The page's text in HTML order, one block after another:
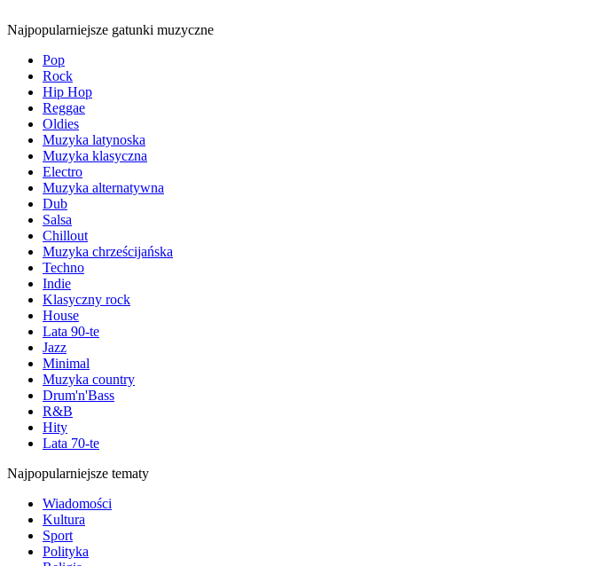
Najpopularniejsze gatunki muzyczne
Pop
Rock
Hip Hop
Reggae
Oldies
Muzyka latynoska
Muzyka klasyczna
Electro
Muzyka alternatywna
Dub
Salsa
Chillout
Muzyka chrześcijańska
Techno
Indie
Klasyczny rock
House
Lata 90-te
Jazz
Minimal
Muzyka country
Drum'n'Bass
R&B
Hity
Lata 70-te
Najpopularniejsze tematy
Wiadomości
Kultura
Sport
Polityka